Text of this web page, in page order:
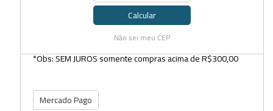
Calcular
Não sei meu CEP
*Obs: SEM JUROS somente compras acima de R$300,00
Mercado Pago